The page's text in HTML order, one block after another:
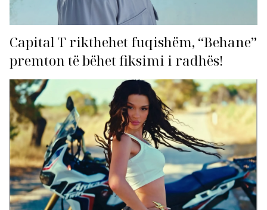
Capital T rikthehet fuqishëm, “Behane”
premton të bëhet fiksimi i radhës!